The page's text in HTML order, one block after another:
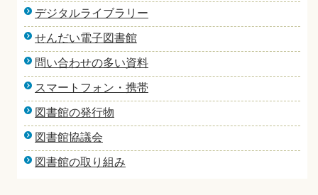
デジタルライブラリー
せんだい電子図書館
問い合わせの多い資料
スマートフォン・携帯
図書館の発行物
図書館協議会
図書館の取り組み